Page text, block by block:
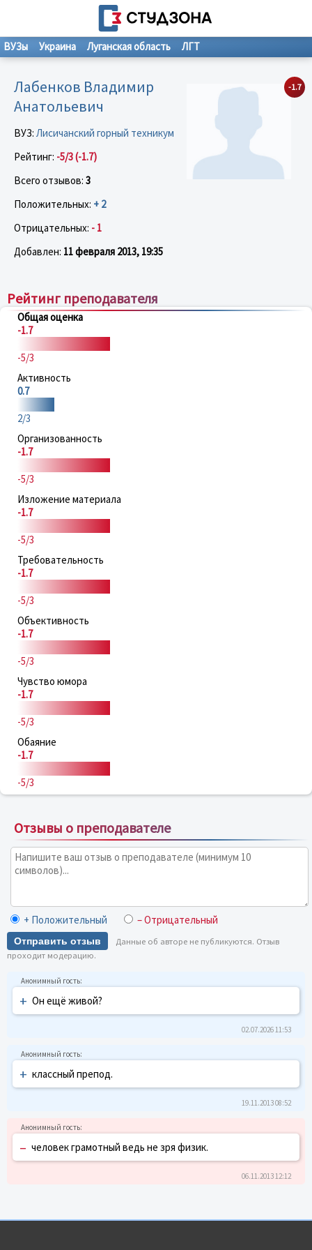
ВУЗы Украина Луганская область ЛГТ
-1.7
Лабенков Владимир
Анатольевич
ВУЗ: Лисичанский горный техникум
Рейтинг: -5/3 (-1.7)
Всего отзывов: 3
Положительных: + 2
Отрицательных: - 1
Добавлен: 11 февраля 2013, 19:35
Рейтинг преподавателя
Общая оценка
-1.7
-5/3
Активность
0.7
2/3
Организованность
-1.7
-5/3
Изложение материала
-1.7
-5/3
Требовательность
-1.7
-5/3
Объективность
-1.7
-5/3
Чувство юмора
-1.7
-5/3
Обаяние
-1.7
-5/3
Отзывы о преподавателе
+ Положительный – Отрицательный
Отправить отзыв
Данные об авторе не публикуются. Отзыв
проходит модерацию.
+ Он ещё живой?
02.07.2026 11:53
+ классный препод.
19.11.2013 08:52
– человек грамотный ведь не зря физик.
06.11.2013 12:12